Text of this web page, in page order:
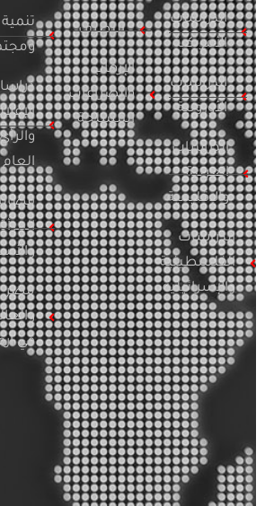
الدراسات
الأمريكية
الدراسات
الأوروبية
الدراسات
العربية
والإقليمية
الدراسات
الفلسطينية
والإسرائيلية
التطرف
الإرهاب
والصراعات
المسلحة
تنمية
الإعلام
والرأي
العام
قضايا
المرأة
مصر
في